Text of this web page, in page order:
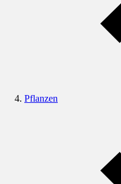
Pflanzen